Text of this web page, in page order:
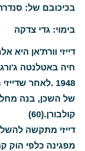
בכיכובם של:
בימוי: גדי צדקה
חיה באטלנטה
1948 .לאחר
של השכן, בנה
קולבורן(60).
דייזי מתקשה
מפגינה כלפי הוק